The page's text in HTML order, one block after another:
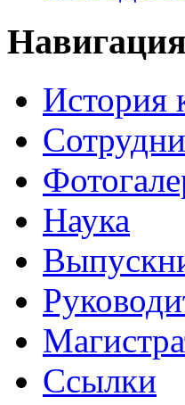
Навигация
История
Наука
Ссылки